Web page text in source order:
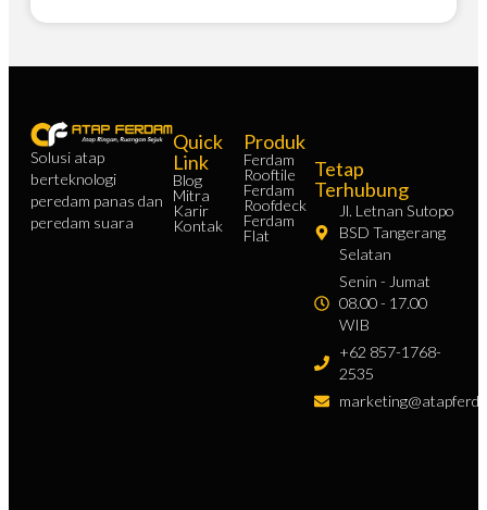
Solusi atap
berteknologi
peredam panas dan
peredam suara
Quick
Link
Blog
Mitra
Karir
Kontak
Produk
Ferdam
Rooftile
Ferdam
Roofdeck
Ferdam
Flat
Tetap
Terhubung
Jl. Letnan Sutopo
BSD Tangerang
Selatan
Senin - Jumat
08.00 - 17.00
WIB
+62 857-1768-
2535